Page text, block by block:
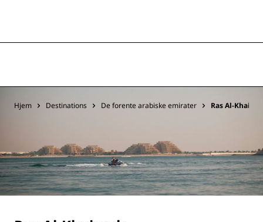
Hjem Destinations De forente arabiske emirater Ras Al-